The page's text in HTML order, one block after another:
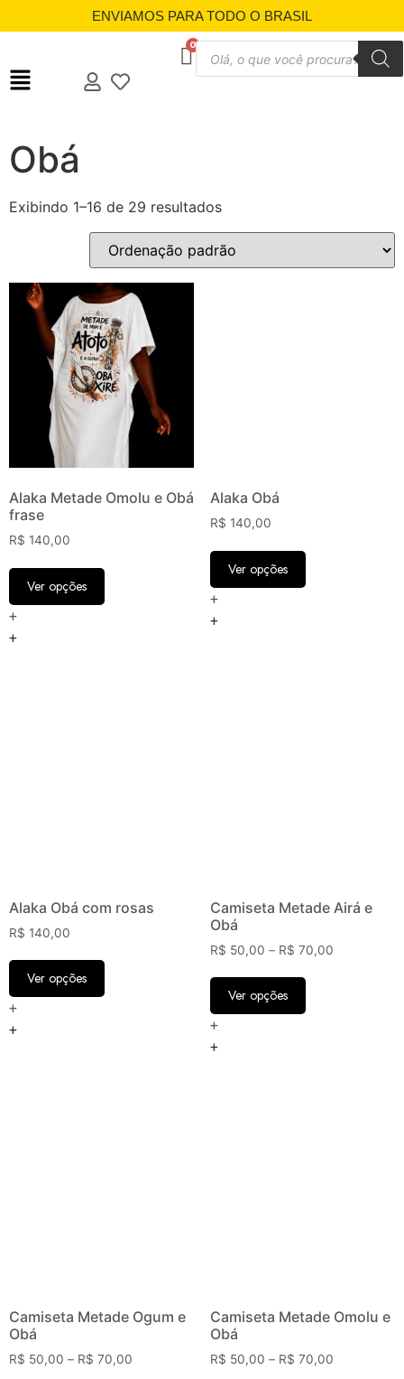
ENVIAMOS PARA TODO O BRASIL
Obá
Exibindo 1–16 de 29 resultados
Alaka Metade Omolu e Obá
frase
R$ 140,00
Ver opções
+
+
Alaka Obá
R$ 140,00
Ver opções
+
+
Alaka Obá com rosas
R$ 140,00
Ver opções
+
+
Camiseta Metade Airá e
Obá
R$ 50,00 – R$ 70,00
Ver opções
+
+
Camiseta Metade Ogum e
Obá
R$ 50,00 – R$ 70,00
Camiseta Metade Omolu e
Obá
R$ 50,00 – R$ 70,00